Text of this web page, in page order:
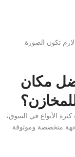
تكون الصورة
مكان
الأنواع في السوق،
متخصصة وموثوقة